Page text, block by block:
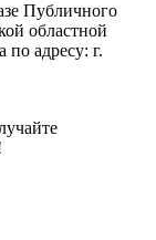
Публичного
областной
адресу: г.